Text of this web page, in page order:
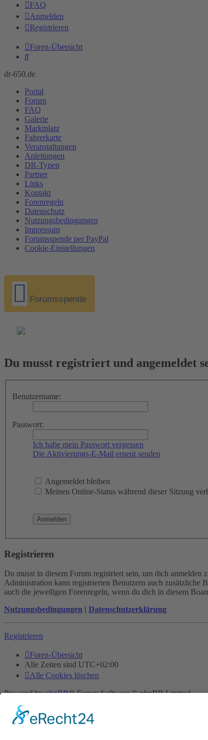
FAQ
Anmelden
Registrieren
Foren-Übersicht
Suche
dr-650.de
Portal
Forum
FAQ
Galerie
Marktplatz
Fahrerkarte
Veranstaltungen
Anleitungen
DR-Typen
Partner
Links
Kontakt
Forenregeln
Datenschutz
Nutzungsbedingungen
Impressum
Forumsspende per PayPal
Cookie-Einstellungen
Forumsspende
Du musst registriert und angemeldet
Benutzername:
Passwort:
Ich habe mein Passwort vergessen
Die Aktivierungs-E-Mail erneut senden
Angemeldet bleiben
Meinen Online-Status während dieser Sitzung
Registrieren
Du musst in diesem Forum registriert sein, um dich
Administration kann registrierten Benutzern auch zusätzliche
auch die jeweiligen Forenregeln, wenn du dich in diesem
Nutzungsbedingungen | Datenschutzerklärung
Registrieren
Foren-Übersicht
Alle Zeiten sind UTC+02:00
Alle Cookies löschen
Powered byphpBB® Forum Software © phpBB Limited
Deutsche Übersetzung durch